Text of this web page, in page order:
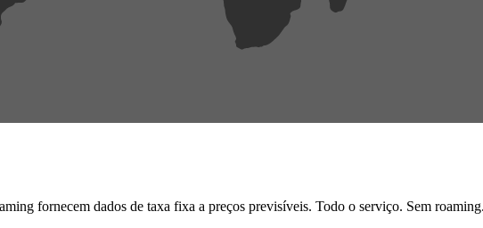
fornecem dados de taxa fixa a preços previsíveis. Todo o serviço. Sem